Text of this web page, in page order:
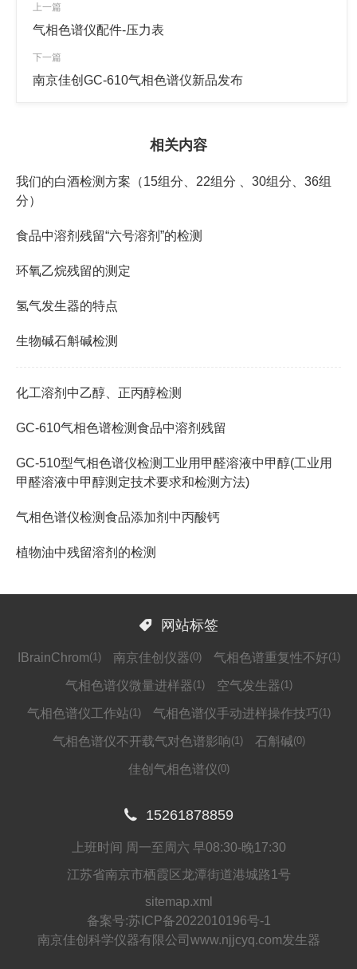
上一篇
气相色谱仪配件-压力表
下一篇
南京佳创GC-610气相色谱仪新品发布
相关内容
我们的白酒检测方案（15组分、22组分 、30组分、36组
分）
食品中溶剂残留“六号溶剂”的检测
环氧乙烷残留的测定
氢气发生器的特点
生物碱石斛碱检测
化工溶剂中乙醇、正丙醇检测
GC-610气相色谱检测食品中溶剂残留
GC-510型气相色谱仪检测工业用甲醛溶液中甲醇(工业用
甲醛溶液中甲醇测定技术要求和检测方法)
气相色谱仪检测食品添加剂中丙酸钙
植物油中残留溶剂的检测
 网站标签
IBrainChrom(1) 南京佳创仪器(0) 气相色谱重复性不好(1)
气相色谱仪微量进样器(1) 空气发生器(1)
气相色谱仪工作站(1) 气相色谱仪手动进样操作技巧(1)
气相色谱仪不开载气对色谱影响(1) 石斛碱(0)
佳创气相色谱仪 (0)
 15261878859
上班时间 周一至周六 早08:30-晚17:30
江苏省南京市栖霞区龙潭街道港城路1号
sitemap.xml
备案号:苏ICP备2022010196号-1
南京佳创科学仪器有限公司www.njjcyq.com发生器